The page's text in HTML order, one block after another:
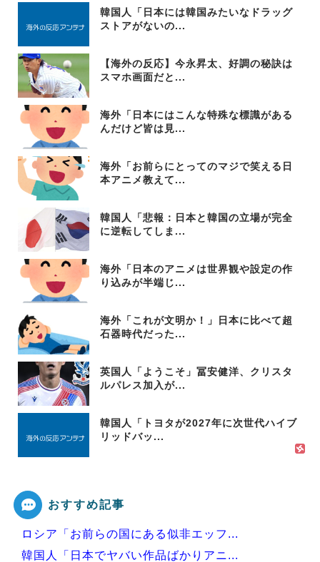
韓国人「日本には韓国みたいなドラッグ
ストアがないの...
【海外の反応】今永昇太、好調の秘訣は
スマホ画面だと...
海外「日本にはこんな特殊な標識がある
んだけど皆は見...
海外「お前らにとってのマジで笑える日
本アニメ教えて...
韓国人「悲報：日本と韓国の立場が完全
に逆転してしま...
海外「日本のアニメは世界観や設定の作
り込みが半端じ...
海外「これが文明か！」日本に比べて超
石器時代だった...
英国人「ようこそ」冨安健洋、クリスタ
ルパレス加入が...
韓国人「トヨタが2027年に次世代ハイブ
リッドバッ...
おすすめ記事
ロシア「お前らの国にある似非エッフ...
韓国人「日本でヤバい作品ばかりアニ...